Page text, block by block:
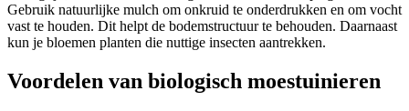
Gebruik natuurlijke mulch om onkruid te onderdrukken en om vocht
vast te houden. Dit helpt de bodemstructuur te behouden. Daarnaast
kun je bloemen planten die nuttige insecten aantrekken.
Voordelen van biologisch moestuinieren